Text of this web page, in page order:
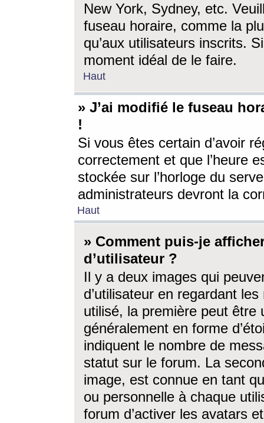
New York, Sydney, etc.
fuseau horaire, comme la
qu’aux utilisateurs inscrits.
moment idéal de le faire.
Haut
» J’ai modifié le fuseau
!
Si vous êtes certain d’avoir
correctement et que l’heure
stockée sur l’horloge du
administrateurs devront la
Haut
» Comment puis-je
d’utilisateur ?
Il y a deux images qui
d’utilisateur en regardant
utilisé, la première peut être
généralement en forme
indiquent le nombre de
statut sur le forum. La
image, est connue en tant
ou personnelle à chaque
forum d’activer les avatars